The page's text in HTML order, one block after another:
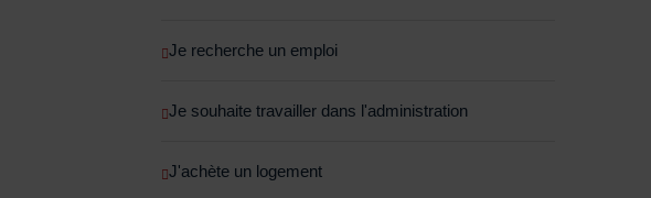
Je recherche un emploi
Je souhaite travailler dans l'administration
J'achète un logement